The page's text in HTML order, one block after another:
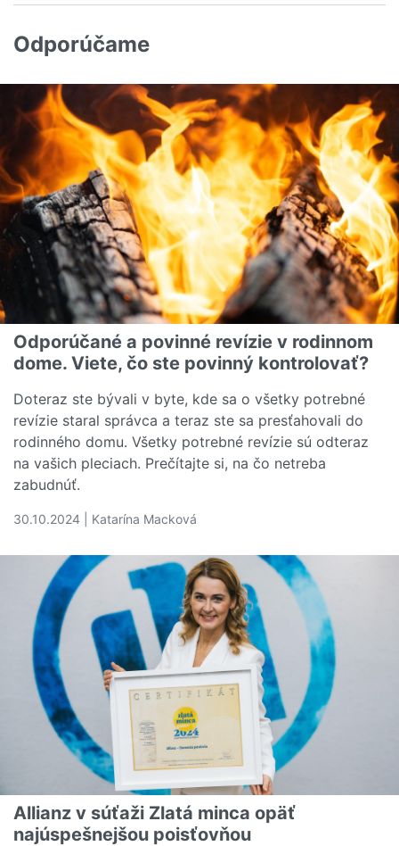
Odporúčame
Odporúčané a povinné revízie v rodinnom
dome. Viete, čo ste povinný kontrolovať?
Doteraz ste bývali v byte, kde sa o všetky potrebné
revízie staral správca a teraz ste sa presťahovali do
rodinného domu. Všetky potrebné revízie sú odteraz
na vašich pleciach. Prečítajte si, na čo netreba
zabudnúť.
30.10.2024 | Katarína Macková
Allianz v súťaži Zlatá minca opäť
najúspešnejšou poisťovňou